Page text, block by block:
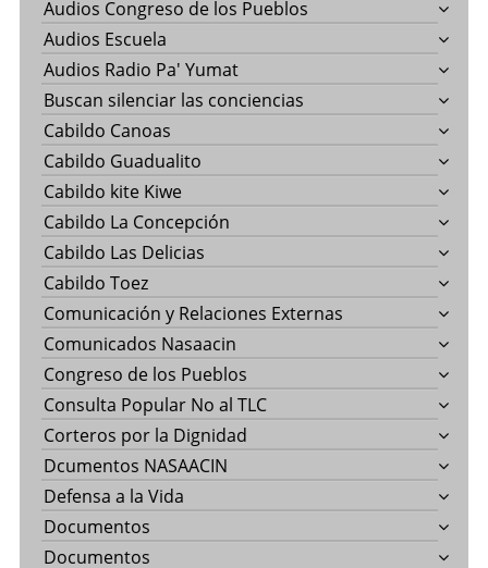
Audios Congreso de los Pueblos
Audios Escuela
Audios Radio Pa' Yumat
Buscan silenciar las conciencias
Cabildo Canoas
Cabildo Guadualito
Cabildo kite Kiwe
Cabildo La Concepción
Cabildo Las Delicias
Cabildo Toez
Comunicación y Relaciones Externas
Comunicados Nasaacin
Congreso de los Pueblos
Consulta Popular No al TLC
Corteros por la Dignidad
Dcumentos NASAACIN
Defensa a la Vida
Documentos
Documentos